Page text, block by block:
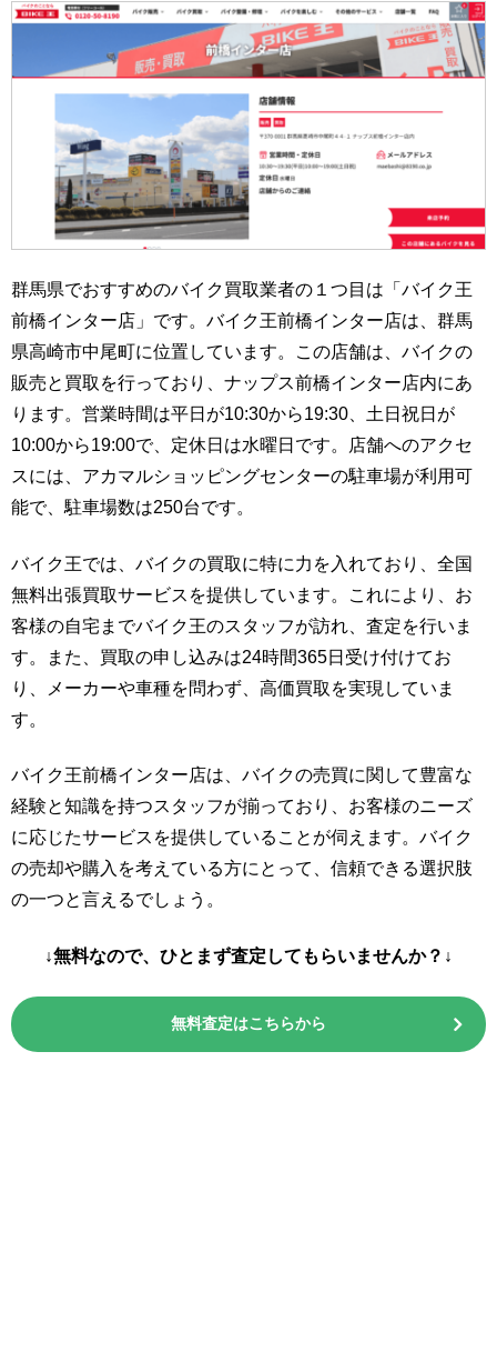
群馬県でおすすめのバイク買取業者の１つ目は「バイク王
前橋インター店」です。バイク王前橋インター店は、群馬
県高崎市中尾町に位置しています。この店舗は、バイクの
販売と買取を行っており、ナップス前橋インター店内にあ
ります。営業時間は平日が10:30から19:30、土日祝日が
10:00から19:00で、定休日は水曜日です。店舗へのアクセ
スには、アカマルショッピングセンターの駐車場が利用可
能で、駐車場数は250台です。
バイク王では、バイクの買取に特に力を入れており、全国
無料出張買取サービスを提供しています。これにより、お
客様の自宅までバイク王のスタッフが訪れ、査定を行いま
す。また、買取の申し込みは24時間365日受け付けてお
り、メーカーや車種を問わず、高価買取を実現していま
す。
バイク王前橋インター店は、バイクの売買に関して豊富な
経験と知識を持つスタッフが揃っており、お客様のニーズ
に応じたサービスを提供していることが伺えます。バイク
の売却や購入を考えている方にとって、信頼できる選択肢
の一つと言えるでしょう。
↓無料なので、ひとまず査定してもらいませんか？↓
無料査定はこちらから